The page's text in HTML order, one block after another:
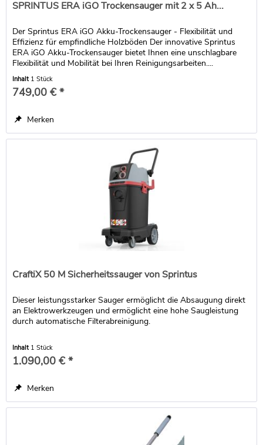
SPRINTUS ERA iGO Trockensauger mit 2 x 5 Ah...
Der Sprintus ERA iGO Akku-Trockensauger - Flexibilität und
Effizienz für empfindliche Holzböden Der innovative Sprintus
ERA iGO Akku-Trockensauger bietet Ihnen eine unschlagbare
Flexibilität und Mobilität bei Ihren Reinigungsarbeiten....
Inhalt 1 Stück
749,00 € *
Merken
CraftiX 50 M Sicherheitssauger von Sprintus
Dieser leistungsstarker Sauger ermöglicht die Absaugung direkt
an Elektrowerkzeugen und ermöglicht eine hohe Saugleistung
durch automatische Filterabreinigung.
Inhalt 1 Stück
1.090,00 € *
Merken